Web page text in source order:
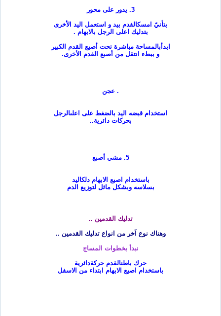
3. يدور على محور
بتأنيّ امسكالقدم بيد و استعمل اليد الأخرى
بتدليك اعلى الرجل بالابهام .
ابدأبالمساحة مباشرة تحت أصبع القدم الكبير
و ببطء انتقل من أصبع القدم الأخرى.
. عجن
استخدام قبضه اليد بالضغط على اعلىالرجل
بحركات دائرية..
5. مشي أصبع
باستخدام اصبع الابهام دلكاليد
بسلاسه وبشكل مائل لتوزيع الدم
تدليك القدمين ..
وهناك نوع آخر من انواع تدليك القدمين ..
نبدأ بخطوات المساج
حرك باطنالقدم حركةدائرية
باستخدام اصبع الابهام ابتداء من الاسفل